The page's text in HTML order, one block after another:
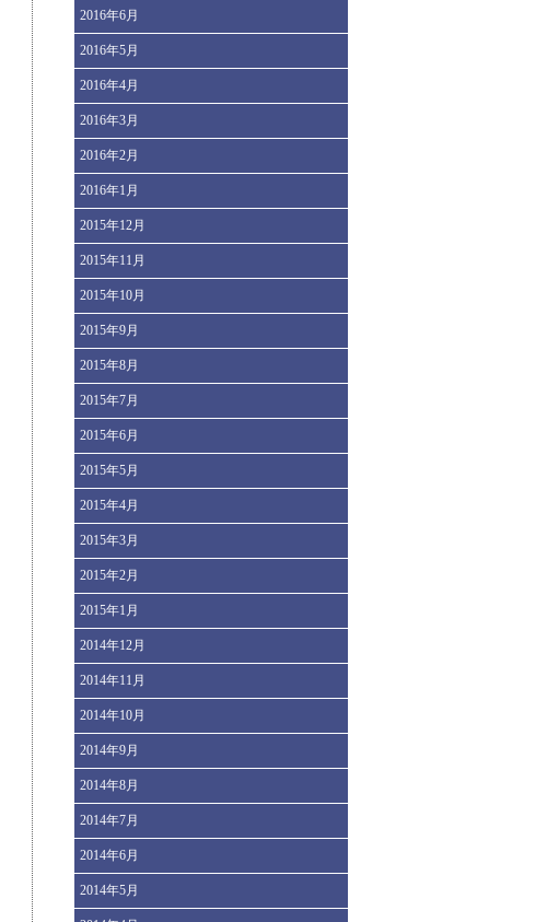
2016年6月
2016年5月
2016年4月
2016年3月
2016年2月
2016年1月
2015年12月
2015年11月
2015年10月
2015年9月
2015年8月
2015年7月
2015年6月
2015年5月
2015年4月
2015年3月
2015年2月
2015年1月
2014年12月
2014年11月
2014年10月
2014年9月
2014年8月
2014年7月
2014年6月
2014年5月